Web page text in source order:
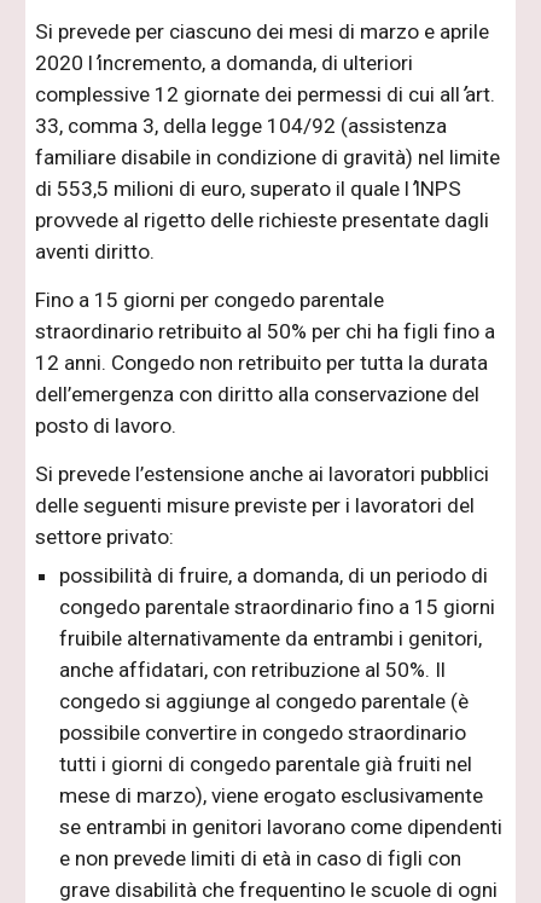
Si prevede per ciascuno dei mesi di marzo e aprile
2020 l ’incremento, a domanda, di ulteriori
complessive 12 giornate dei permessi di cui all ’art.
33, comma 3, della legge 104/92 (assistenza
familiare disabile in condizione di gravità) nel limite
di 553,5 milioni di euro, superato il quale l ’INPS
provvede al rigetto delle richieste presentate dagli
aventi diritto.
Fino a 15 giorni per congedo parentale
straordinario retribuito al 50% per chi ha figli fino a
12 anni. Congedo non retribuito per tutta la durata
dell’emergenza con diritto alla conservazione del
posto di lavoro.
Si prevede l’estensione anche ai lavoratori pubblici
delle seguenti misure previste per i lavoratori del
settore privato:
possibilità di fruire, a domanda, di un periodo di
congedo parentale straordinario fino a 15 giorni
fruibile alternativamente da entrambi i genitori,
anche affidatari, con retribuzione al 50%. Il
congedo si aggiunge al congedo parentale (è
possibile convertire in congedo straordinario
tutti i giorni di congedo parentale già fruiti nel
mese di marzo), viene erogato esclusivamente
se entrambi in genitori lavorano come dipendenti
e non prevede limiti di età in caso di figli con
grave disabilità che frequentino le scuole di ogni